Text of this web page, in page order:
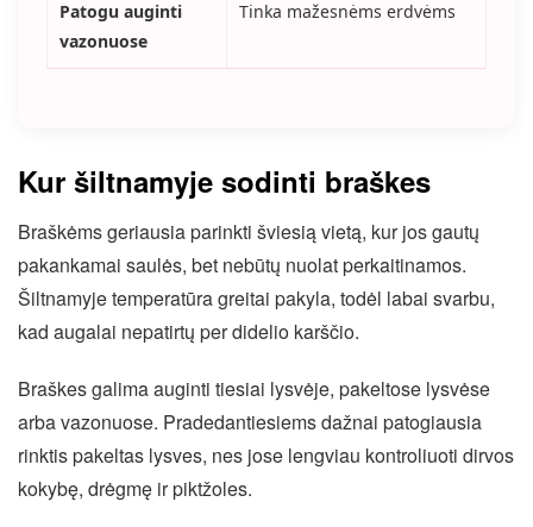
Patogu auginti
vazonuose
Tinka mažesnėms erdvėms
Kur šiltnamyje sodinti braškes
Braškėms geriausia parinkti šviesią vietą, kur jos gautų
pakankamai saulės, bet nebūtų nuolat perkaitinamos.
Šiltnamyje temperatūra greitai pakyla, todėl labai svarbu,
kad augalai nepatirtų per didelio karščio.
Braškes galima auginti tiesiai lysvėje, pakeltose lysvėse
arba vazonuose. Pradedantiesiems dažnai patogiausia
rinktis pakeltas lysves, nes jose lengviau kontroliuoti dirvos
kokybę, drėgmę ir piktžoles.